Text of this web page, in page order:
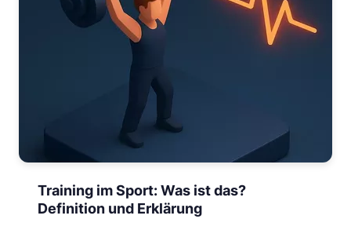
Training im Sport: Was ist das?
Definition und Erklärung